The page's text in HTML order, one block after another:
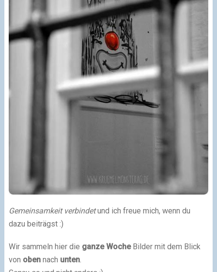
Gemeinsamkeit verbindetund ich freue mich, wenn du
dazu beiträgst :)
Wir sammeln hier die ganze WocheBilder mit dem Blick
von obennach unten.